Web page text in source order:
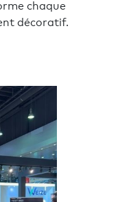
chaque
décoratif.